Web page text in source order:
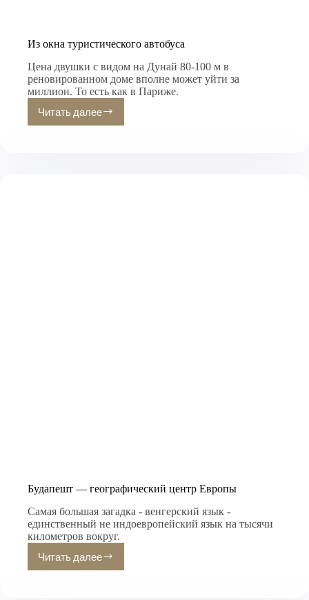
Из окна туристического автобуса
Цена двушки с видом на Дунай 80-100 м в
реновированном доме вполне может уйти за
миллион. То есть как в Париже.
Читать далее
Из
окна
Будапешт — географический центр Европы
Самая большая загадка - венгерский язык -
единственный не индоевропейский язык на тысячи
километров вокруг.
Читать далее
Будапешт
—